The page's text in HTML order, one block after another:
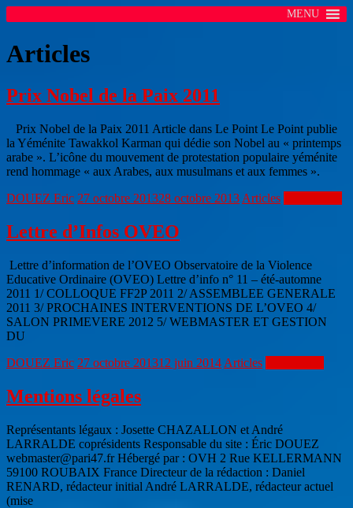
MENU
Articles
Prix Nobel de la Paix 2011
Prix Nobel de la Paix 2011 Article dans Le Point Le Point publie
la Yéménite Tawakkol Karman qui dédie son Nobel au « printemps
arabe ». L’icône du mouvement de protestation populaire yéménite
rend hommage « aux Arabes, aux musulmans et aux femmes ».
DOUEZ Eric 27 octobre 201328 octobre 2013 Articles
Lettre d’Infos OVEO
Lettre d’information de l’OVEO Observatoire de la Violence
Educative Ordinaire (OVEO) Lettre d’info n° 11 – été-automne
2011 1/ COLLOQUE FF2P 2011 2/ ASSEMBLEE GENERALE
2011 3/ PROCHAINES INTERVENTIONS DE L’OVEO 4/
SALON PRIMEVERE 2012 5/ WEBMASTER ET GESTION
DU
DOUEZ Eric 27 octobre 201312 juin 2014 Articles
Mentions légales
Représentants légaux : Josette CHAZALLON et André
LARRALDE coprésidents Responsable du site : Éric DOUEZ
webmaster@pari47.fr Hébergé par : OVH 2 Rue KELLERMANN
59100 ROUBAIX France Directeur de la rédaction : Daniel
RENARD, rédacteur initial André LARRALDE, rédacteur actuel
(mise